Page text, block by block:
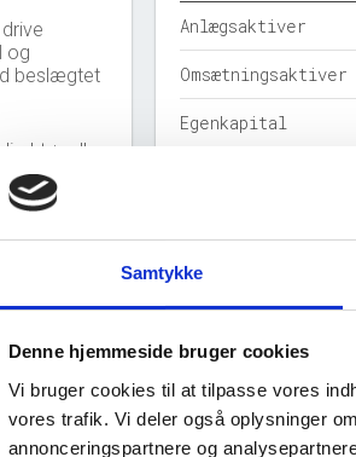
Samtykke
Denne hjemmeside bruger cookies
Vi bruger cookies til at tilpasse vores
vores trafik. Vi deler også oplysninger
annonceringspartnere og
og
beslægtet
eller
Anlægsaktiver
Omsætningsaktiver
Egenkapital
Årets balance
Likviditetsgrad